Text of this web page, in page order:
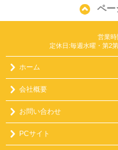
ペー
営業時
定休日:毎週水曜・第2
ホーム
会社概要
お問い合わせ
PCサイト